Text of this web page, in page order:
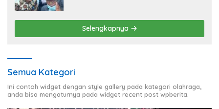
Selengkapnya
Semua Kategori
Ini contoh widget dengan style gallery pada kategori olahraga,
anda bisa mengaturnya pada widget recent post wpberita.